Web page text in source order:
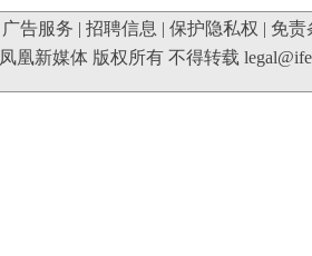
广告服务 | 招聘信息 | 保护隐私权 | 免责
凤凰新媒体 版权所有 不得转载